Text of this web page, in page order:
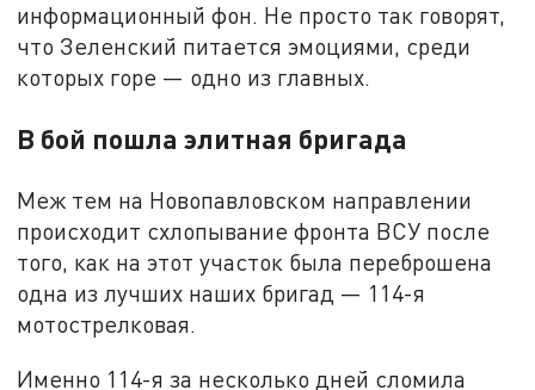
информационный фон. Не просто так говорят,
что Зеленский питается эмоциями, среди
которых горе — одно из главных.
В бой пошла элитная бригада
Меж тем на Новопавловском направлении
происходит схлопывание фронта ВСУ после
того, как на этот участок была переброшена
одна из лучших наших бригад — 114-я
мотострелковая.
Именно 114-я за несколько дней сломила